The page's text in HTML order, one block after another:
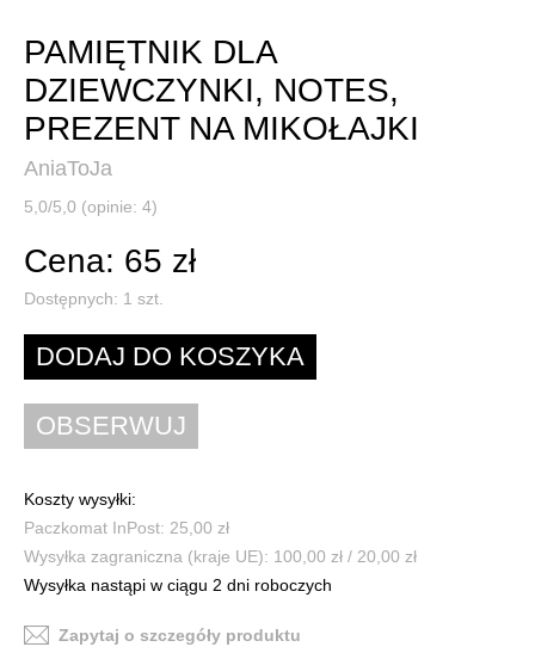
PAMIĘTNIK DLA
DZIEWCZYNKI, NOTES,
PREZENT NA MIKOŁAJKI
AniaToJa
5,0/5,0 (opinie: 4)
Cena: 65 zł
Dostępnych: 1 szt.
Koszty wysyłki:
Paczkomat InPost: 25,00 zł
Wysyłka zagraniczna (kraje UE): 100,00 zł / 20,00 zł
Wysyłka nastąpi w ciągu 2 dni roboczych
Zapytaj o szczegóły produktu